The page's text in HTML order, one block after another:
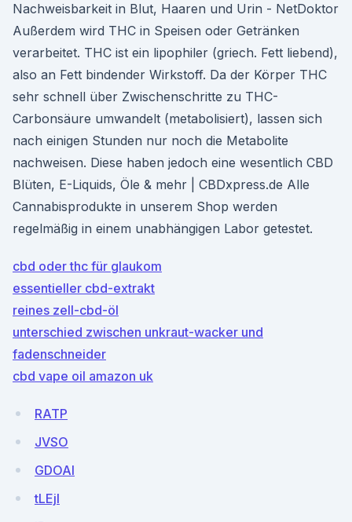
Nachweisbarkeit in Blut, Haaren und Urin - NetDoktor
Außerdem wird THC in Speisen oder Getränken
verarbeitet. THC ist ein lipophiler (griech. Fett liebend),
also an Fett bindender Wirkstoff. Da der Körper THC
sehr schnell über Zwischenschritte zu THC-
Carbonsäure umwandelt (metabolisiert), lassen sich
nach einigen Stunden nur noch die Metabolite
nachweisen. Diese haben jedoch eine wesentlich CBD
Blüten, E-Liquids, Öle & mehr | CBDxpress.de Alle
Cannabisprodukte in unserem Shop werden
regelmäßig in einem unabhängigen Labor getestet.
cbd oder thc für glaukom
essentieller cbd-extrakt
reines zell-cbd-öl
unterschied zwischen unkraut-wacker und
fadenschneider
cbd vape oil amazon uk
RATP
JVSO
GDOAl
tLEjl